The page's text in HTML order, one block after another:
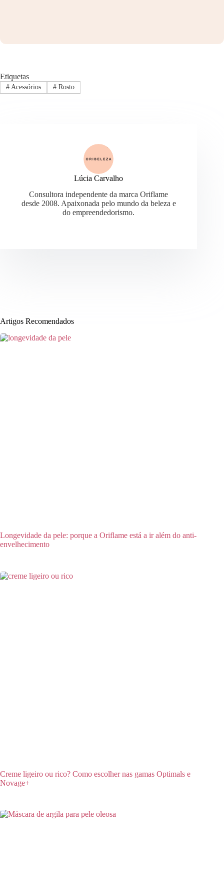
Etiquetas
#Acessórios #Rosto
Lúcia Carvalho
Consultora independente da marca Oriflame
desde 2008. Apaixonada pelo mundo da beleza e
do empreendedorismo.
Artigos Recomendados
Longevidade da pele: porque a Oriflame está a ir além do anti-
envelhecimento
Creme ligeiro ou rico? Como escolher nas gamas Optimals e
Novage+